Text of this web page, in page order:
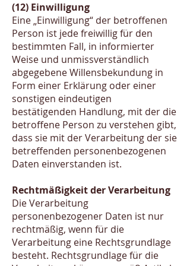
(12) Einwilligung
Eine „Einwilligung“ der betroffenen
Person ist jede freiwillig für den
bestimmten Fall, in informierter
Weise und unmissverständlich
abgegebene Willensbekundung in
Form einer Erklärung oder einer
sonstigen eindeutigen
bestätigenden Handlung, mit der die
betroffene Person zu verstehen gibt,
dass sie mit der Verarbeitung der sie
betreffenden personenbezogenen
Daten einverstanden ist.
Rechtmäßigkeit der Verarbeitung
Die Verarbeitung
personenbezogener Daten ist nur
rechtmäßig, wenn für die
Verarbeitung eine Rechtsgrundlage
besteht. Rechtsgrundlage für die